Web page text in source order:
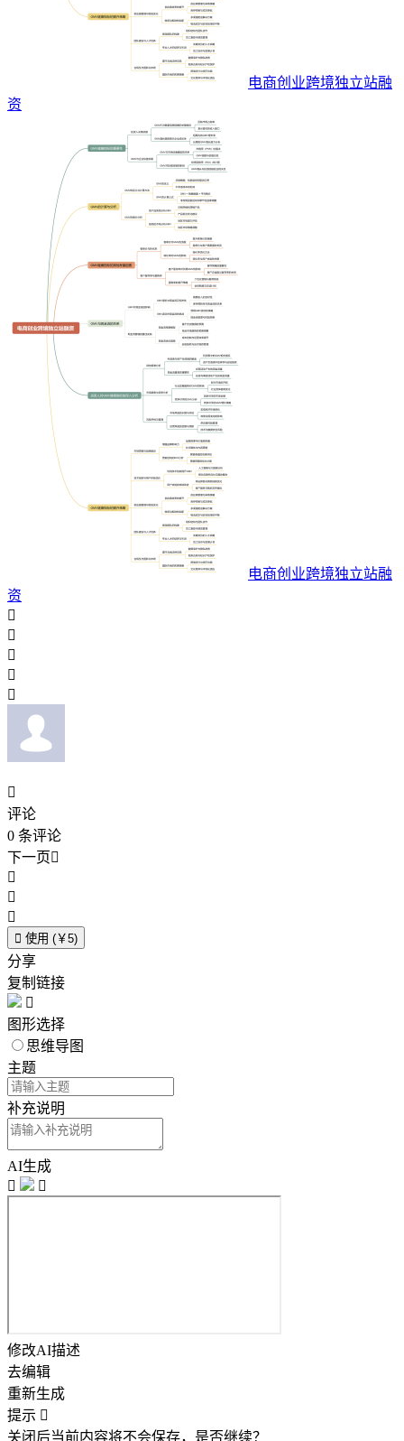
电商创业跨境独立站融
资
电商创业跨境独立站融
资






评论
0 条评论
下一页



 使用 (￥5)
分享
复制链接

图形选择
思维导图
主题
补充说明
AI生成


修改AI描述
去编辑
重新生成
提示 
关闭后当前内容将不会保存，是否继续？